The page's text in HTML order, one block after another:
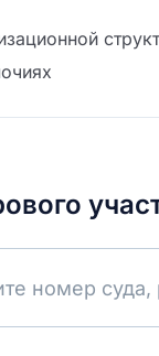
номер суда,